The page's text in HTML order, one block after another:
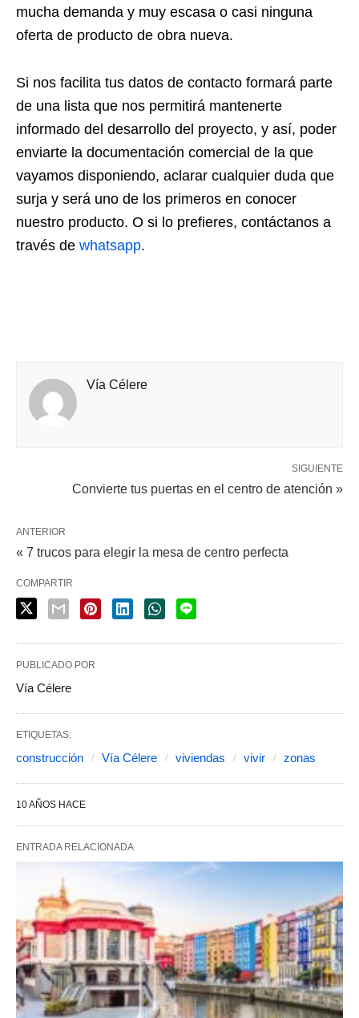
mucha demanda y muy escasa o casi ninguna
oferta de producto de obra nueva.
Si nos facilita tus datos de contacto formará parte
de una lista que nos permitirá mantenerte
informado del desarrollo del proyecto, y así, poder
enviarte la documentación comercial de la que
vayamos disponiendo, aclarar cualquier duda que
surja y será uno de los primeros en conocer
nuestro producto. O si lo prefieres, contáctanos a
través de whatsapp.
Vía Célere
SIGUIENTE
Convierte tus puertas en el centro de atención »
ANTERIOR
« 7 trucos para elegir la mesa de centro perfecta
COMPARTIR
PUBLICADO POR
Vía Célere
ETIQUETAS:
construcción Vía Célere viviendas vivir zonas
10 AÑOS HACE
ENTRADA RELACIONADA